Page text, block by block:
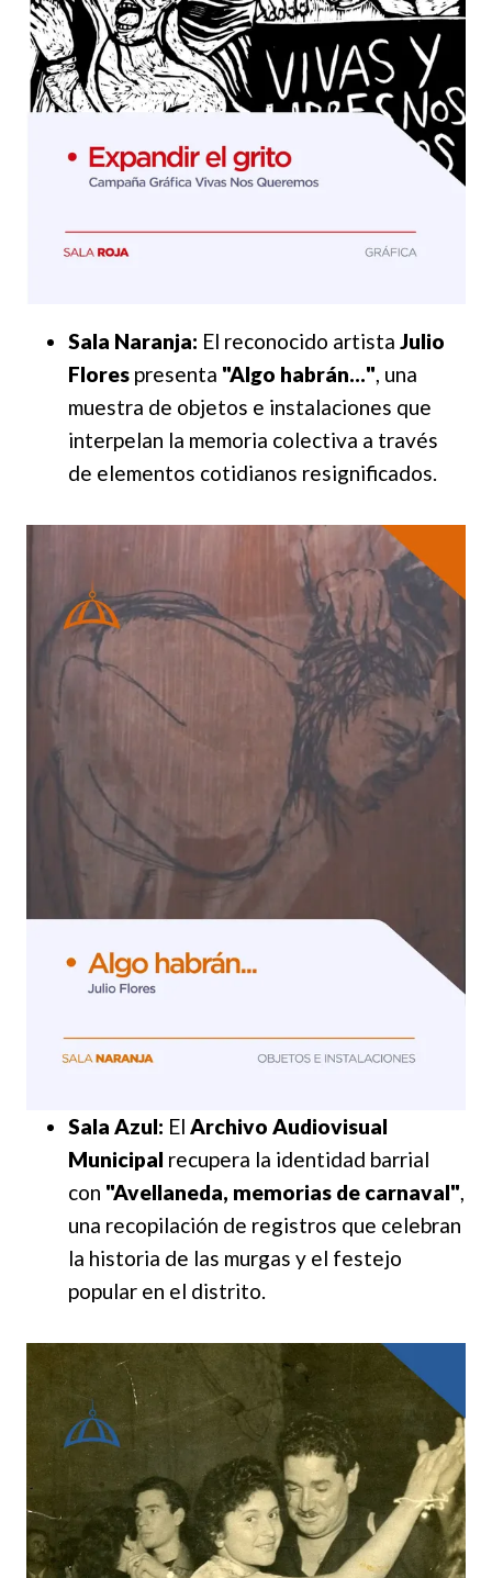
Sala Naranja: El reconocido artista Julio
Flores presenta "Algo habrán…", una
muestra de objetos e instalaciones que
interpelan la memoria colectiva a través
de elementos cotidianos resignificados.
Sala Azul: El Archivo Audiovisual
Municipal recupera la identidad barrial
con "Avellaneda, memorias de carnaval",
una recopilación de registros que celebran
la historia de las murgas y el festejo
popular en el distrito.